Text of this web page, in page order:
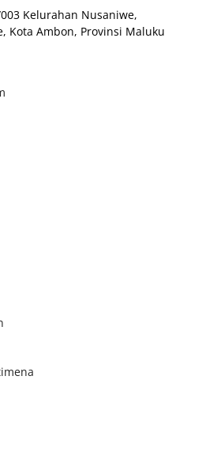
Kelurahan Nusaniwe,
Kota Ambon, Provinsi Maluku